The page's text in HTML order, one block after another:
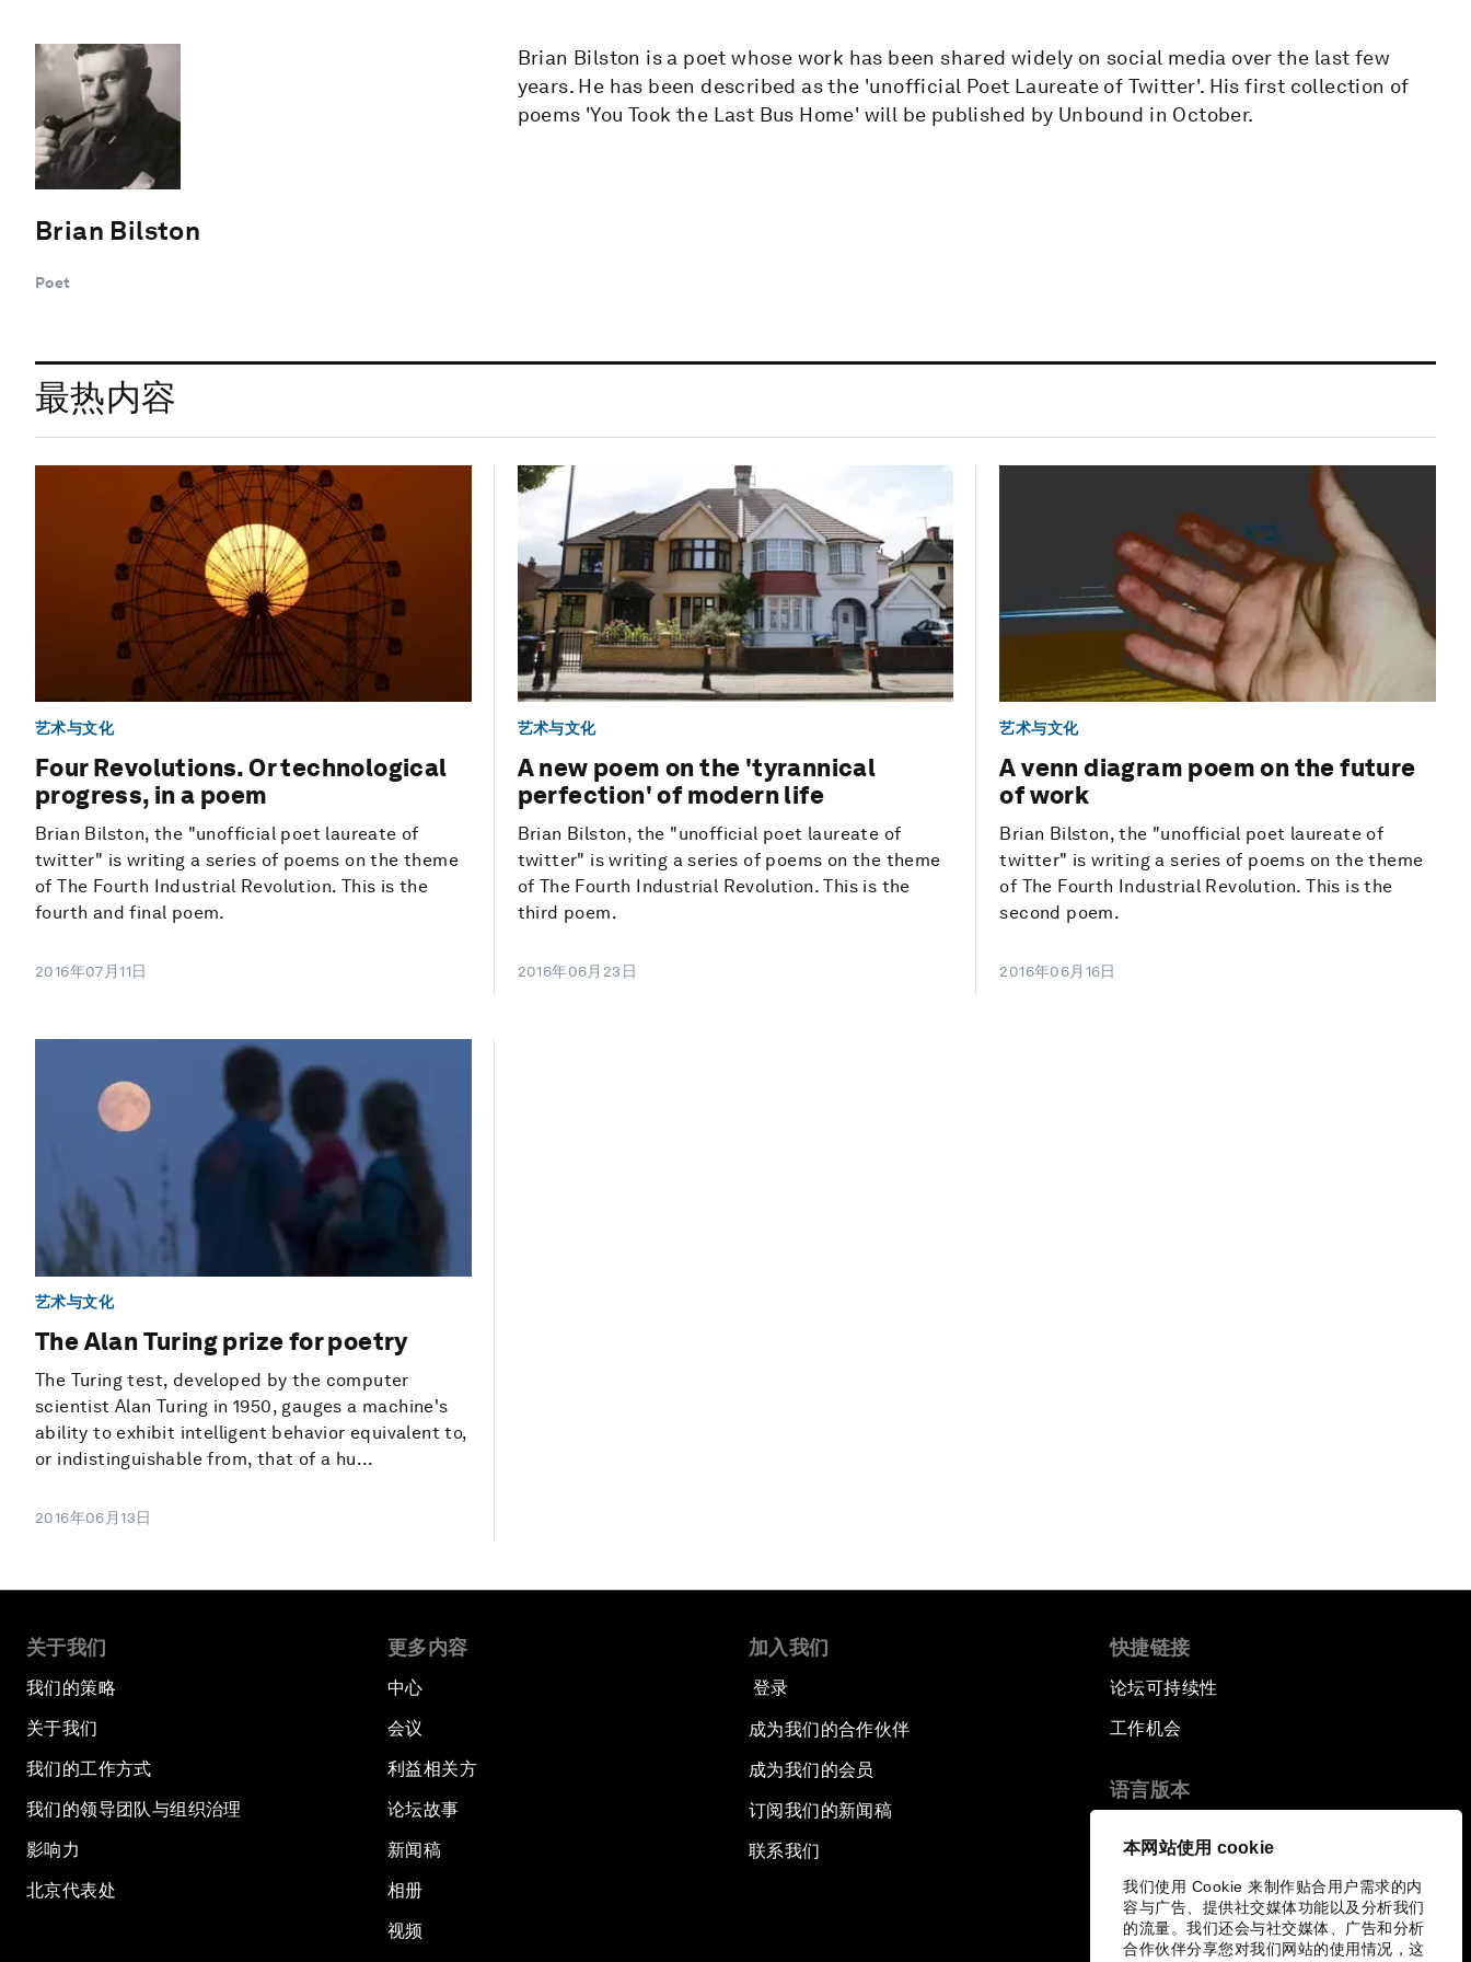
本网站使用 cookie
我们使用 Cookie 来制作贴合用户需求的内
容与广告、提供社交媒体功能以及分析我们
的流量。我们还会与社交媒体、广告和分析
合作伙伴分享您对我们网站的使用情况，这
Brian Bilston
Poet
Brian Bilston is a poet whose work has been shared widely on social media over the last few
years. He has been described as the 'unofficial Poet Laureate of Twitter'. His first collection of
poems 'You Took the Last Bus Home' will be published by Unbound in October.
最热内容
艺术与文化
Four Revolutions. Or technological
progress, in a poem
Brian Bilston, the "unofficial poet laureate of
twitter" is writing a series of poems on the theme
of The Fourth Industrial Revolution. This is the
fourth and final poem.
2016年07月11日
艺术与文化
A new poem on the 'tyrannical
perfection' of modern life
Brian Bilston, the "unofficial poet laureate of
twitter" is writing a series of poems on the theme
of The Fourth Industrial Revolution. This is the
third poem.
2016年06月23日
艺术与文化
A venn diagram poem on the future
of work
Brian Bilston, the "unofficial poet laureate of
twitter" is writing a series of poems on the theme
of The Fourth Industrial Revolution. This is the
second poem.
2016年06月16日
艺术与文化
The Alan Turing prize for poetry
The Turing test, developed by the computer
scientist Alan Turing in 1950, gauges a machine's
ability to exhibit intelligent behavior equivalent to,
or indistinguishable from, that of a hu...
2016年06月13日
关于我们
我们的策略
关于我们
我们的工作方式
我们的领导团队与组织治理
影响力
北京代表处
更多内容
中心
会议
利益相关方
论坛故事
新闻稿
相册
视频
加入我们
登录
成为我们的合作伙伴
成为我们的会员
订阅我们的新闻稿
联系我们
快捷链接
论坛可持续性
工作机会
语言版本